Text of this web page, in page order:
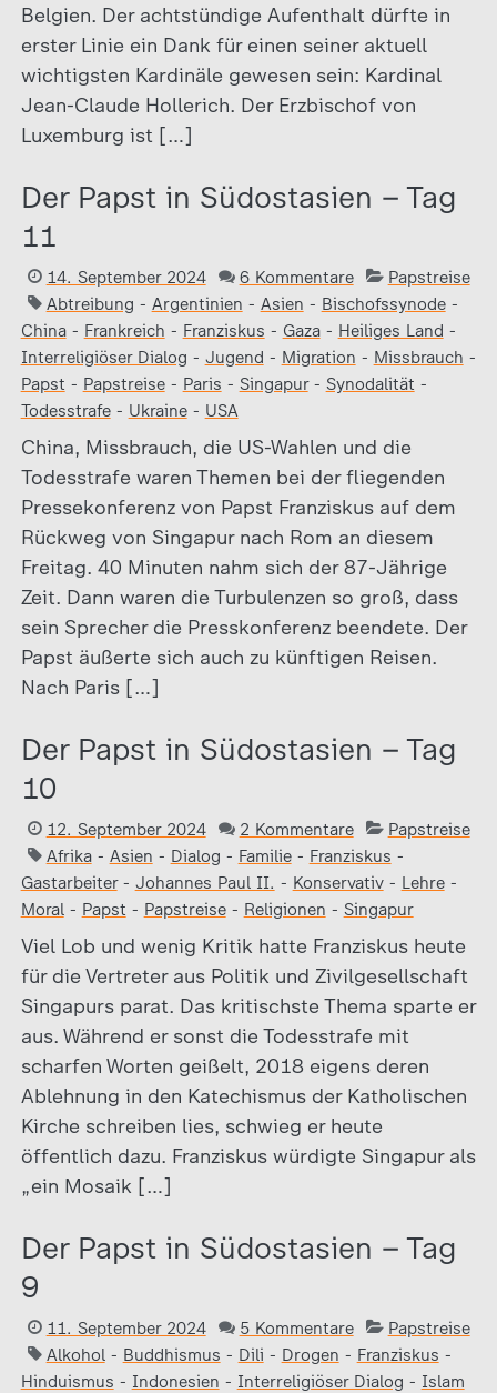
Belgien. Der achtstündige Aufenthalt dürfte in
erster Linie ein Dank für einen seiner aktuell
wichtigsten Kardinäle gewesen sein: Kardinal
Jean-Claude Hollerich. Der Erzbischof von
Luxemburg ist […]
Der Papst in Südostasien – Tag
11
14. September 2024 6 Kommentare
Papstreise
Abtreibung - Argentinien - Asien - Bischofssynode-
China- Frankreich - Franziskus - Gaza- Heiliges Land -
Interreligiöser Dialog - Jugend - Migration - Missbrauch -
Papst - Papstreise- Paris - Singapur- Synodalität -
Todesstrafe- Ukraine- USA
China, Missbrauch, die US-Wahlen und die
Todesstrafe waren Themen bei der fliegenden
Pressekonferenz von Papst Franziskus auf dem
Rückweg von Singapur nach Rom an diesem
Freitag. 40 Minuten nahm sich der 87-Jährige
Zeit. Dann waren die Turbulenzen so groß, dass
sein Sprecher die Presskonferenz beendete. Der
Papst äußerte sich auch zu künftigen Reisen.
Nach Paris […]
Der Papst in Südostasien – Tag
10
12. September 2024 2 Kommentare
Papstreise
Afrika- Asien - Dialog - Familie- Franziskus -
Gastarbeiter- Johannes Paul II. - Konservativ- Lehre-
Moral- Papst - Papstreise- Religionen - Singapur
Viel Lob und wenig Kritik hatte Franziskus heute
für die Vertreter aus Politik und Zivilgesellschaft
Singapurs parat. Das kritischste Thema sparte er
aus. Während er sonst die Todesstrafe mit
scharfen Worten geißelt, 2018 eigens deren
Ablehnung in den Katechismus der Katholischen
Kirche schreiben lies, schwieg er heute
öffentlich dazu. Franziskus würdigte Singapur als
„ein Mosaik […]
Der Papst in Südostasien – Tag
9
11. September 2024 5 Kommentare
Papstreise
Alkohol- Buddhismus - Dili - Drogen - Franziskus -
Hinduismus - Indonesien - Interreligiöser Dialog - Islam